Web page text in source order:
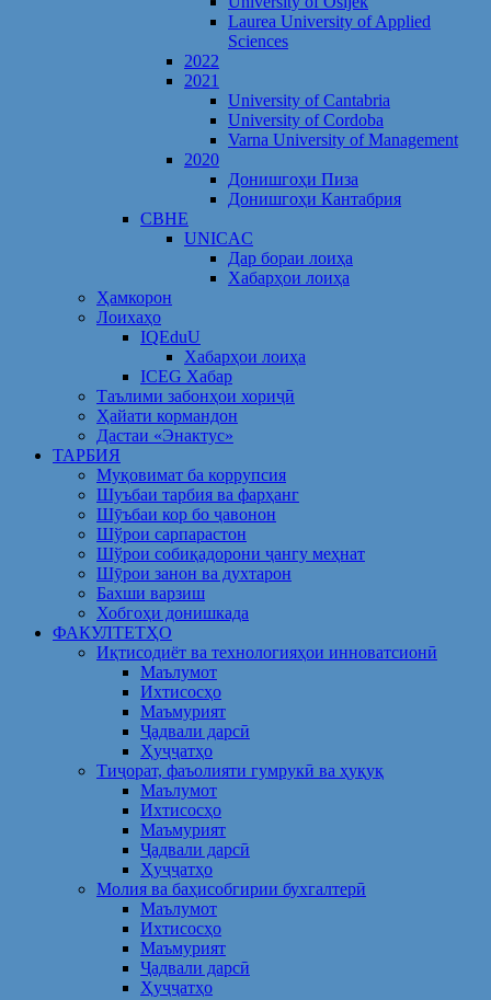
Laurea University of Applied
Sciences
2022
2021
University of Cantabria
University of Cordoba
Varna University of Management
2020
Донишгоҳи Пиза
Донишгоҳи Кантабрия
CBHE
UNICAC
Дар бораи лоиҳа
Хабарҳои лоиҳа
Ҳамкорон
Лоихаҳо
IQEduU
Хабарҳои лоиҳа
ICEG Хабар
Таълими забонҳои хориҷӣ
Ҳайати кормандон
Дастаи «Энактус»
ТАРБИЯ
Муқовимат ба коррупсия
Шуъбаи тарбия ва фарҳанг
Шӯъбаи кор бо ҷавонон
Шўрои сарпарастон
Шўрои собиқадорони ҷангу меҳнат
Шӯрои занон ва духтарон
Бахши варзиш
Хобгоҳи донишкада
ФАКУЛТЕТҲО
Иқтисодиёт ва технологияҳои инноватсионӣ
Маълумот
Ихтисосҳо
Маъмурият
Ҷадвали дарсӣ
Ҳуҷҷатҳо
Тиҷорат, фаъолияти гумрукӣ ва ҳуқуқ
Маълумот
Ихтисосҳо
Маъмурият
Ҷадвали дарсӣ
Ҳуҷҷатҳо
Молия ва баҳисобгирии бухгалтерӣ
Маълумот
Ихтисосҳо
Маъмурият
Ҷадвали дарсӣ
Ҳуҷҷатҳо